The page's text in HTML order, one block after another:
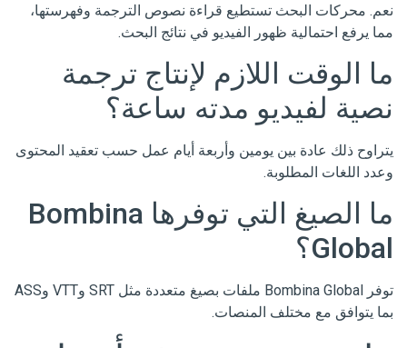
نعم. محركات البحث تستطيع قراءة نصوص الترجمة وفهرستها،
مما يرفع احتمالية ظهور الفيديو في نتائج البحث.
ما الوقت اللازم لإنتاج ترجمة
نصية لفيديو مدته ساعة؟
يتراوح ذلك عادة بين يومين وأربعة أيام عمل حسب تعقيد المحتوى
وعدد اللغات المطلوبة.
ما الصيغ التي توفرها Bombina
Global؟
توفر Bombina Global ملفات بصيغ متعددة مثل SRT وVTT وASS
بما يتوافق مع مختلف المنصات.